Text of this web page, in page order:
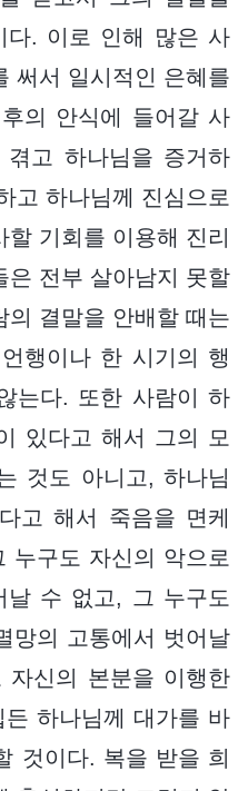
다. 이로 인해 많은 사
써서 일시적인 은혜를
의 안식에 들어갈 사
고 하나님을 증거하
고 하나님께 진심으로
기회를 이용해 진리
은 전부 살아남지 못할
의 결말을 안배할 때는
행이나 한 시기의 행
는다. 또한 사람이 하
있다고 해서 그의 모
것도 아니고, 하나님
고 해서 죽음을 면케
누구도 자신의 악으로
날 수 없고, 그 누구도
망의 고통에서 벗어날
신의 본분을 이행한
하나님께 대가를 바
것이다. 복을 받을 희